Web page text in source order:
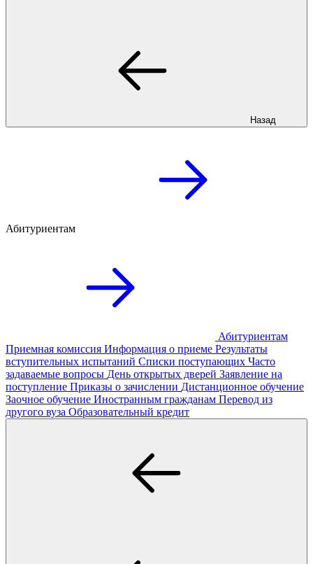
Назад
Абитуриентам
Абитуриентам
Приемная комиссия Информация о приеме Результаты
вступительных испытаний Списки поступающих Часто
задаваемые вопросы День открытых дверей Заявление на
поступление Приказы о зачислении Дистанционное обучение
Заочное обучение Иностранным гражданам Перевод из
другого вуза Образовательный кредит